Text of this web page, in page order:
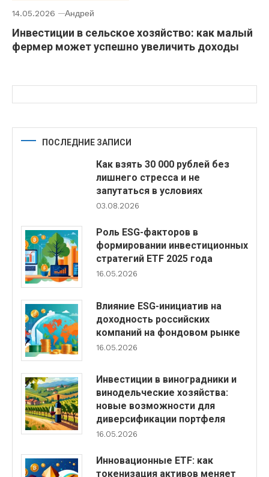
14.05.2026 Андрей
Инвестиции в сельское хозяйство: как малый
фермер может успешно увеличить доходы
ПОСЛЕДНИЕ ЗАПИСИ
Как взять 30 000 рублей без
лишнего стресса и не
запутаться в условиях
03.08.2026
Роль ESG-факторов в
формировании инвестиционных
стратегий ETF 2025 года
16.05.2026
Влияние ESG-инициатив на
доходность российских
компаний на фондовом рынке
16.05.2026
Инвестиции в виноградники и
винодельческие хозяйства:
новые возможности для
диверсификации портфеля
16.05.2026
Инновационные ETF: как
токенизация активов меняет